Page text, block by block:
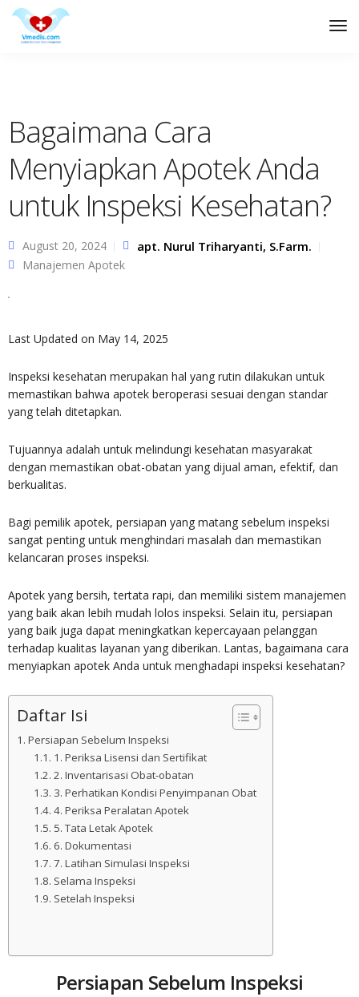
Bagaimana Cara
Menyiapkan Apotek Anda
untuk Inspeksi Kesehatan?
August 20, 2024 apt. Nurul Triharyanti, S.Farm.
Manajemen Apotek
Last Updated on May 14, 2025
Inspeksi kesehatan merupakan hal yang rutin dilakukan untuk
memastikan bahwa apotek beroperasi sesuai dengan standar
yang telah ditetapkan.
Tujuannya adalah untuk melindungi kesehatan masyarakat
dengan memastikan obat-obatan yang dijual aman, efektif, dan
berkualitas.
Bagi pemilik apotek, persiapan yang matang sebelum inspeksi
sangat penting untuk menghindari masalah dan memastikan
kelancaran proses inspeksi.
Apotek yang bersih, tertata rapi, dan memiliki sistem manajemen
yang baik akan lebih mudah lolos inspeksi. Selain itu, persiapan
yang baik juga dapat meningkatkan kepercayaan pelanggan
terhadap kualitas layanan yang diberikan. Lantas, bagaimana cara
menyiapkan apotek Anda untuk menghadapi inspeksi kesehatan?
Daftar Isi
Persiapan Sebelum Inspeksi
1. Periksa Lisensi dan Sertifikat
2. Inventarisasi Obat-obatan
3. Perhatikan Kondisi Penyimpanan Obat
4. Periksa Peralatan Apotek
5. Tata Letak Apotek
6. Dokumentasi
7. Latihan Simulasi Inspeksi
Selama Inspeksi
Setelah Inspeksi
Persiapan Sebelum Inspeksi